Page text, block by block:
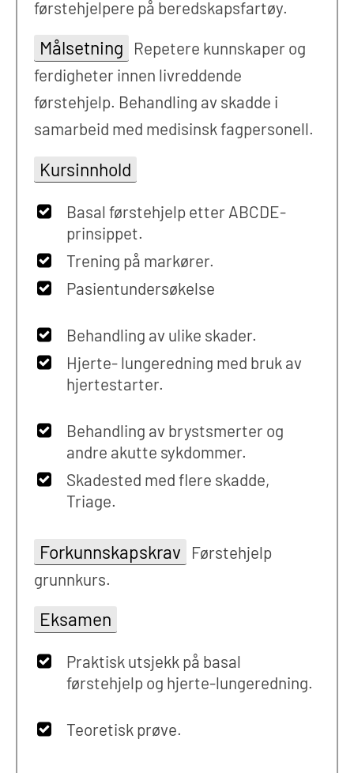
førstehjelpere på beredskapsfartøy.
Målsetning
Repetere kunnskaper og
ferdigheter innen livreddende
førstehjelp. Behandling av skadde i
samarbeid med medisinsk fagpersonell.
Kursinnhold
Basal førstehjelp etter ABCDE-
prinsippet.
Trening på markører.
Pasientundersøkelse
Behandling av ulike skader.
Hjerte- lungeredning med bruk av
hjertestarter.
Behandling av brystsmerter og
andre akutte sykdommer.
Skadested med flere skadde,
Triage.
Forkunnskapskrav
Førstehjelp
grunnkurs.
Eksamen
Praktisk utsjekk på basal
førstehjelp og hjerte-lungeredning.
Teoretisk prøve.